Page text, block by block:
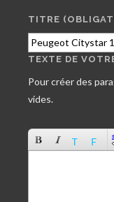
TITRE
Pour créer des
vides.